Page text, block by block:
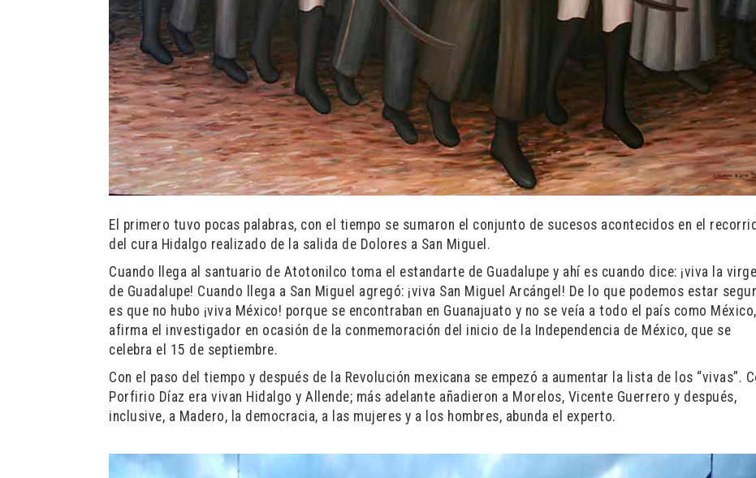
El primero tuvo pocas palabras, con el tiempo se sumaron el conjunto de sucesos acontecidos en el
del cura Hidalgo realizado de la salida de Dolores a San Miguel.
Cuando llega al santuario de Atotonilco toma el estandarte de Guadalupe y ahí es cuando dice: ¡viva la
de Guadalupe! Cuando llega a San Miguel agregó: ¡viva San Miguel Arcángel! De lo que podemos estar
es que no hubo ¡viva México! porque se encontraban en Guanajuato y no se veía a todo el país como México,
afirma el investigador en ocasión de la conmemoración del inicio de la Independencia de México, que se
celebra el 15 de septiembre.
Con el paso del tiempo y después de la Revolución mexicana se empezó a aumentar la lista de los “vivas”.
Porfirio Díaz era vivan Hidalgo y Allende; más adelante añadieron a Morelos, Vicente Guerrero y después,
inclusive, a Madero, la democracia, a las mujeres y a los hombres, abunda el experto.